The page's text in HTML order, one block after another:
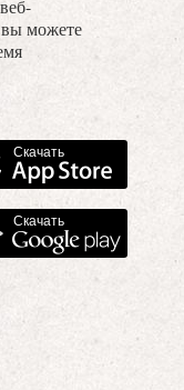
можете
Скачать
Скачать